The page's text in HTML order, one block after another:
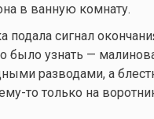
в ванную комнату.
подала сигнал
узнать —
разводами, а
то только на